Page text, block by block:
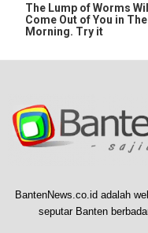
The Lump of Worms Will
Come Out of You in The
Morning. Try it
BantenNews.co.id adalah
seputar Banten